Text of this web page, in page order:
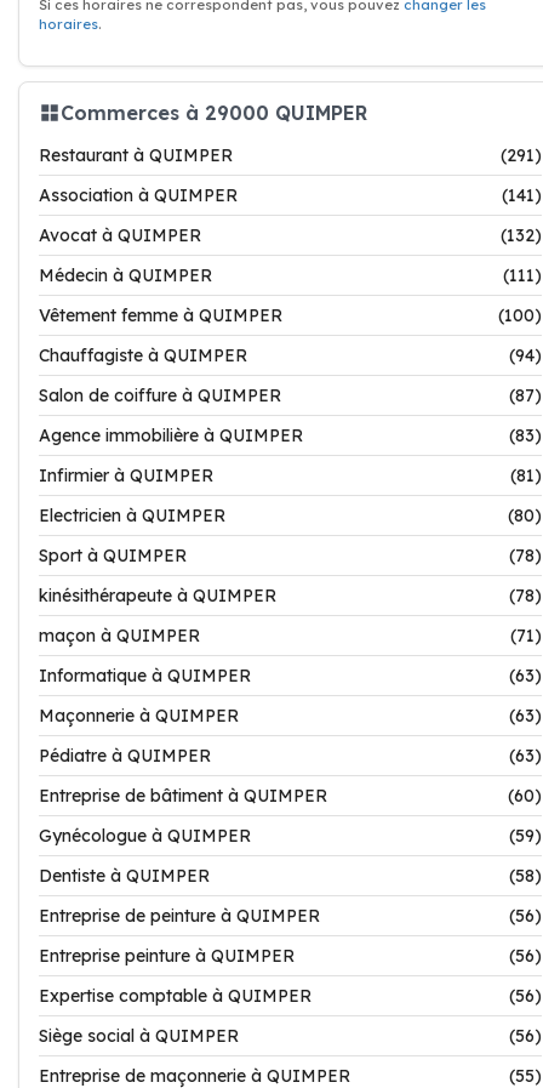
Si ces horaires ne correspondent pas, vous pouvez changer les
horaires.
Commerces à 29000 QUIMPER
Restaurant à QUIMPER
(291)
Association à QUIMPER
(141)
Avocat à QUIMPER
(132)
Médecin à QUIMPER
(111)
Vêtement femme à QUIMPER
(100)
Chauffagiste à QUIMPER
(94)
Salon de coiffure à QUIMPER
(87)
Agence immobilière à QUIMPER
(83)
Infirmier à QUIMPER
(81)
Electricien à QUIMPER
(80)
Sport à QUIMPER
(78)
kinésithérapeute à QUIMPER
(78)
maçon à QUIMPER
(71)
Informatique à QUIMPER
(63)
Maçonnerie à QUIMPER
(63)
Pédiatre à QUIMPER
(63)
Entreprise de bâtiment à QUIMPER
(60)
Gynécologue à QUIMPER
(59)
Dentiste à QUIMPER
(58)
Entreprise de peinture à QUIMPER
(56)
Entreprise peinture à QUIMPER
(56)
Expertise comptable à QUIMPER
(56)
Siège social à QUIMPER
(56)
Entreprise de maçonnerie à QUIMPER
(55)